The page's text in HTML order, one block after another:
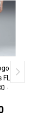
FL
-